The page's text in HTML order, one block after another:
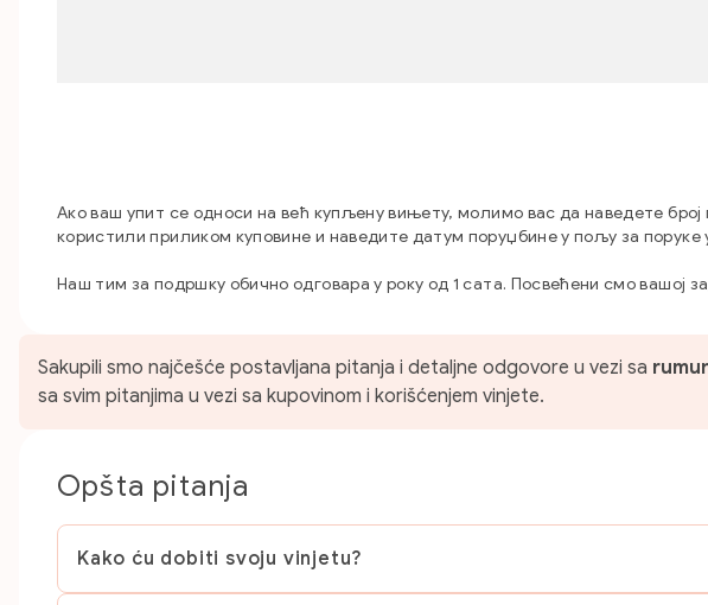
Ако ваш упит се односи на већ купљену вињету, молимо вас да наведете
користили приликом куповине и наведите датум поруџбине у пољу за
Наш тим за подршку обично одговара у року од 1 сата. Посвећени смо
Sakupili smo najčešće postavljana pitanja i detaljne odgovore u vezi sa
sa svim pitanjima u vezi sa kupovinom i korišćenjem vinjete.
Opšta pitanja
Kako ću dobiti svoju vinjetu?